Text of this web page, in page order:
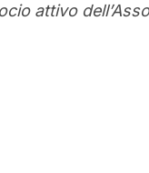
attivo